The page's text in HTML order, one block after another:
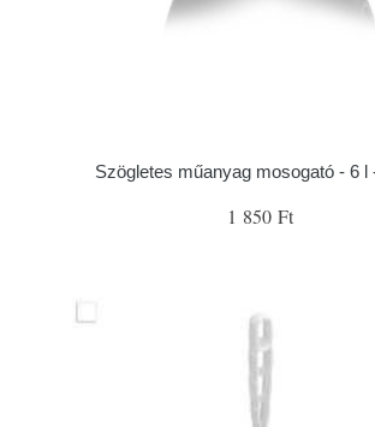
Szögletes műanyag mosogató - 6 l
1 850 Ft